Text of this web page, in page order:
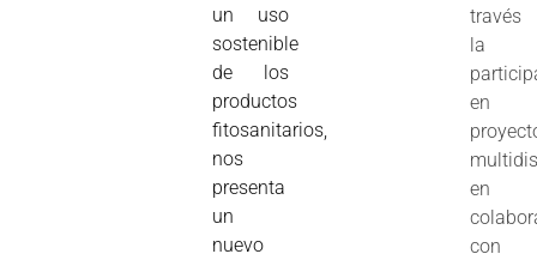
un uso
sostenible
de los
productos
fitosanitarios,
nos
presenta
un
nuevo
través
la
en
en
con